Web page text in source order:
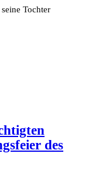
Tochter
des